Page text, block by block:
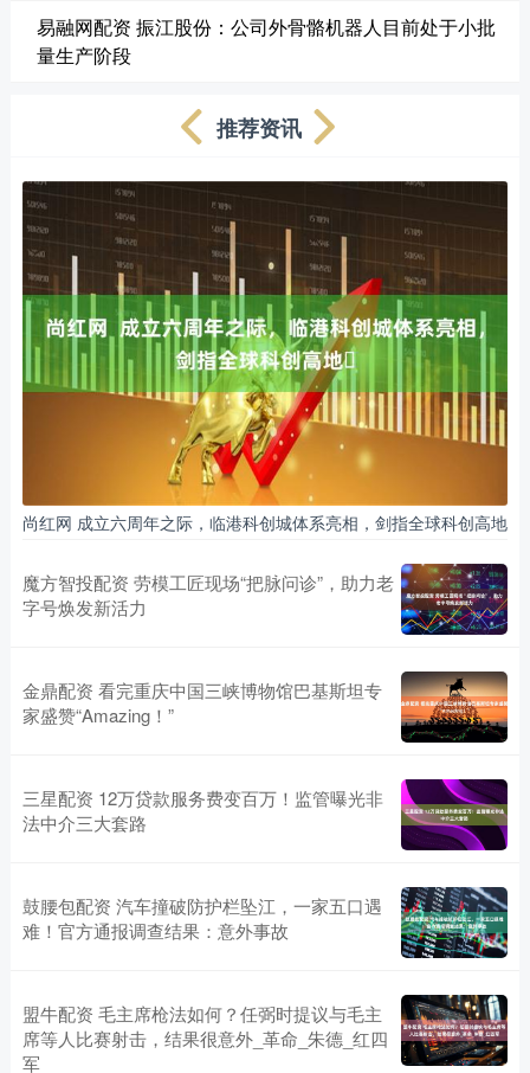
易融网配资 振江股份：公司外骨骼机器人目前处于小批
量生产阶段
推荐资讯
尚红网 成立六周年之际，临港科创城体系亮相，剑指全球科创高地​
魔方智投配资 劳模工匠现场“把脉问诊”，助力老
字号焕发新活力
金鼎配资 看完重庆中国三峡博物馆巴基斯坦专
家盛赞“Amazing！”
三星配资 12万贷款服务费变百万！监管曝光非
法中介三大套路
鼓腰包配资 汽车撞破防护栏坠江，一家五口遇
难！官方通报调查结果：意外事故
盟牛配资 毛主席枪法如何？任弼时提议与毛主
席等人比赛射击，结果很意外_革命_朱德_红四
军